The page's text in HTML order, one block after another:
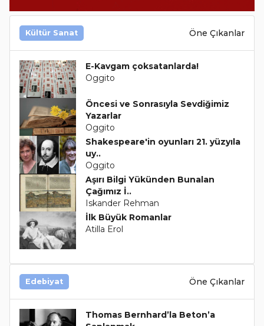
Kültür Sanat Öne Çıkanlar
E-Kavgam çoksatanlarda!
Oggito
Öncesi ve Sonrasıyla Sevdiğimiz
Yazarlar
Oggito
Shakespeare'in oyunları 21. yüzyıla
uy..
Oggito
Aşırı Bilgi Yükünden Bunalan
Çağımız İ..
Iskander Rehman
İlk Büyük Romanlar
Atilla Erol
Edebiyat Öne Çıkanlar
Thomas Bernhard’la Beton’a